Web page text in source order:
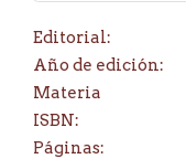
Editorial:
Año de edición:
Materia
ISBN:
Páginas: